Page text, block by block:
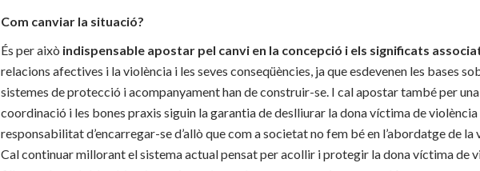
Com canviar la situació?
És per això indispensable apostar pel canvi en la concepció i els significats
relacions afectives i la violència i les seves conseqüències, ja que esdevenen les bases
sistemes de protecció i acompanyament han de construir-se. I cal apostar també per
coordinació i les bones praxis siguin la garantia de deslliurar la dona víctima de
responsabilitat d’encarregar-se d’allò que com a societat no fem bé en l’abordatge de la
Cal continuar millorant el sistema actual pensat per acollir i protegir la dona víctima de